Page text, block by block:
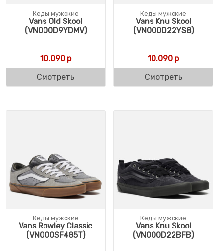
Кеды мужские
Vans Old Skool
(VN000D9YDMV)
10.090р
Смотреть
Кеды мужские
Vans Knu Skool
(VN000D22YS8)
10.090 р
Смотреть
Кеды мужские
Vans Rowley Classic
(VN000SF485T)
Кеды мужские
Vans Knu Skool
(VN000D22BFB)